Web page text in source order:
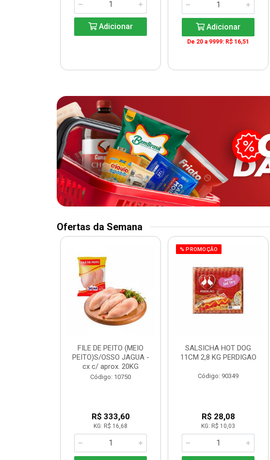
Adicionar Adicionar
De 20 a 9999: R$ 16,51
Ofertas da Semana
FILE DE PEITO (MEIO
PEITO)S/OSSO JAGUA -
cx c/ aprox. 20KG
Código: 10750
R$ 333,60
KG: R$ 16,68
% PROMOÇÃO
SALSICHA HOT DOG
11CM 2,8 KG PERDIGAO
Código: 90349
R$ 28,08
KG: R$ 10,03